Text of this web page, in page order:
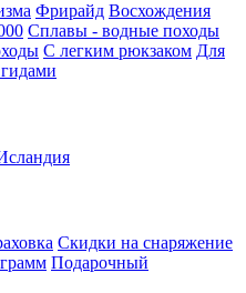
Фрирайд Восхождения
Сплавы - водные походы
С легким рюкзаком Для
Скидки на снаряжение
Подарочный